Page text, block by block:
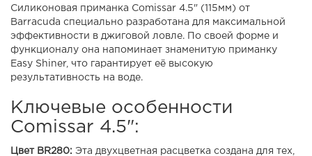
Силиконовая приманка Comissar 4.5" (115мм) от
Barracuda специально разработана для максимальной
эффективности в джиговой ловле. По своей форме и
функционалу она напоминает знаменитую приманку
Easy Shiner, что гарантирует её высокую
результативность на воде.
Ключевые особенности
Comissar 4.5":
Цвет BR280: Эта двухцветная расцветка создана для тех,